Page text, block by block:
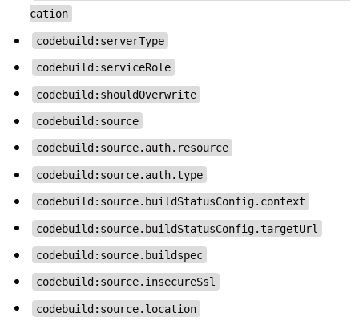
cation
codebuild:serverType
codebuild:serviceRole
codebuild:shouldOverwrite
codebuild:source
codebuild:source.auth.resource
codebuild:source.auth.type
codebuild:source.buildStatusConfig.context
codebuild:source.buildStatusConfig.targetUrl
codebuild:source.buildspec
codebuild:source.insecureSsl
codebuild:source.location